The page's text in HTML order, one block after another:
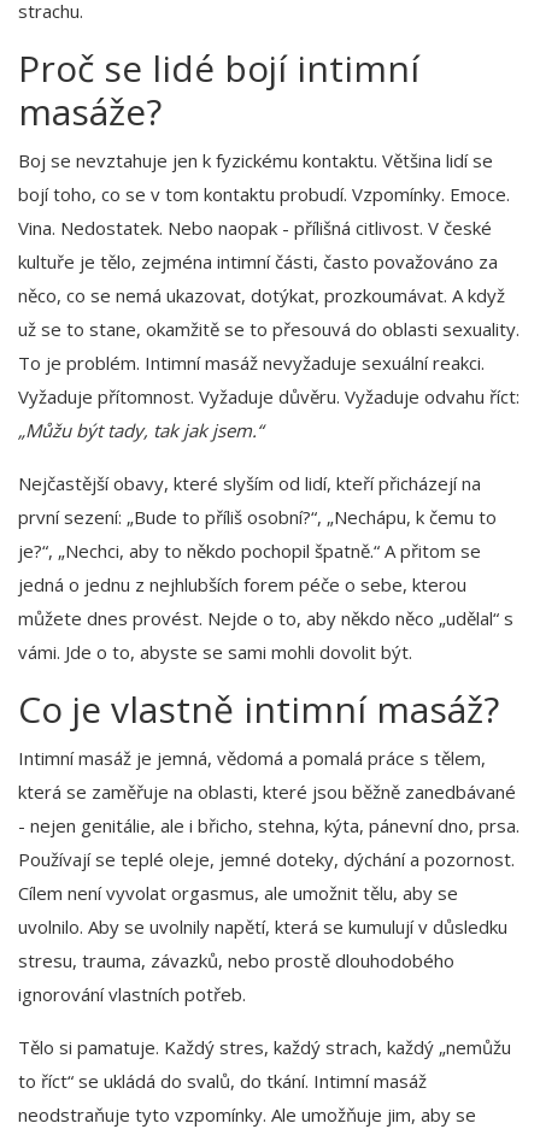
strachu.
Proč se lidé bojí intimní
masáže?
Boj se nevztahuje jen k fyzickému kontaktu. Většina lidí se
bojí toho, co se v tom kontaktu probudí. Vzpomínky. Emoce.
Vina. Nedostatek. Nebo naopak - přílišná citlivost. V české
kultuře je tělo, zejména intimní části, často považováno za
něco, co se nemá ukazovat, dotýkat, prozkoumávat. A když
už se to stane, okamžitě se to přesouvá do oblasti sexuality.
To je problém. Intimní masáž nevyžaduje sexuální reakci.
Vyžaduje přítomnost. Vyžaduje důvěru. Vyžaduje odvahu říct:
„Můžu být tady, tak jak jsem.“
Nejčastější obavy, které slyším od lidí, kteří přicházejí na
první sezení: „Bude to příliš osobní?“, „Nechápu, k čemu to
je?“, „Nechci, aby to někdo pochopil špatně.“ A přitom se
jedná o jednu z nejhlubších forem péče o sebe, kterou
můžete dnes provést. Nejde o to, aby někdo něco „udělal“ s
vámi. Jde o to, abyste se sami mohli dovolit být.
Co je vlastně intimní masáž?
Intimní masáž je jemná, vědomá a pomalá práce s tělem,
která se zaměřuje na oblasti, které jsou běžně zanedbávané
- nejen genitálie, ale i břicho, stehna, kýta, pánevní dno, prsa.
Používají se teplé oleje, jemné doteky, dýchání a pozornost.
Cílem není vyvolat orgasmus, ale umožnit tělu, aby se
uvolnilo. Aby se uvolnily napětí, která se kumulují v důsledku
stresu, trauma, závazků, nebo prostě dlouhodobého
ignorování vlastních potřeb.
Tělo si pamatuje. Každý stres, každý strach, každý „nemůžu
to říct“ se ukládá do svalů, do tkání. Intimní masáž
neodstraňuje tyto vzpomínky. Ale umožňuje jim, aby se